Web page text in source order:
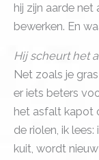
hij zijn aarde
bewerken. En
Hij scheurt het
Net zoals je
er iets beters
het asfalt kapot
de riolen, ik
kuit, wordt